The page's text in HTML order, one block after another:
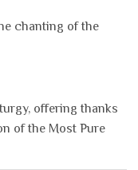
chanting of the
offering thanks
of the Most Pure